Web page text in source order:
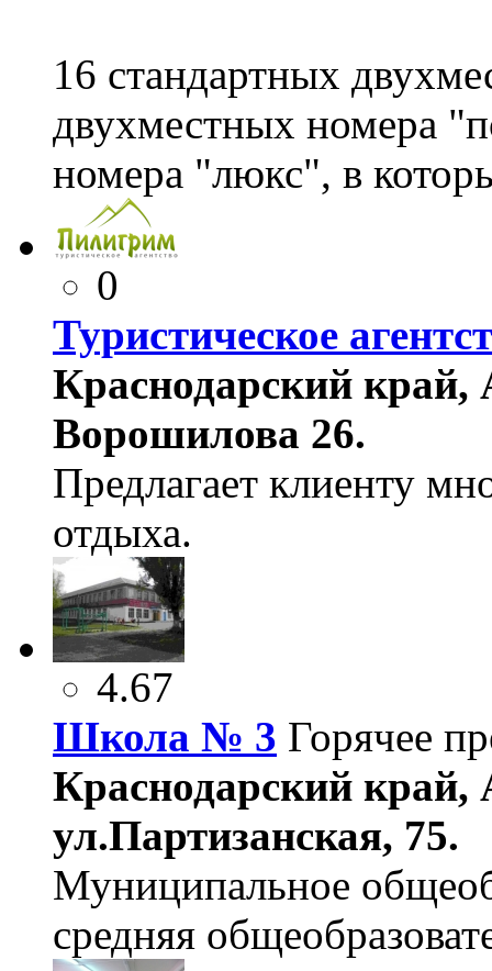
16 стандартных
двухместных номера
номера "люкс", в
0
Туристическое
Краснодарский край,
Ворошилова 26.
Предлагает клиенту
отдыха.
4.67
Школа № 3 Горячее
Краснодарский край,
ул.Партизанская, 75.
Муниципальное
средняя